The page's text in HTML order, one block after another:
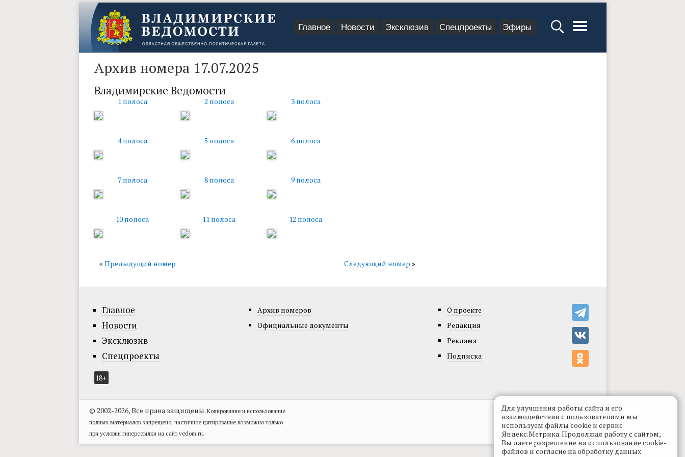
Главное Новости Эксклюзив Спецпроекты Эфиры
Архив номера 17.07.2025
Владимирские Ведомости
1 полоса 2 полоса 3 полоса
4 полоса 5 полоса 6 полоса
7 полоса 8 полоса 9 полоса
10 полоса 11 полоса 12 полоса
Следующий номер »
« Предыдущий номер
Главное
Новости
Эксклюзив
Спецпроекты
18+
Архив номеров
Официальные документы
О проекте
Редакция
Реклама
Подписка
© 2002-2026, Все права защищены. Копирование и использование
полных материалов запрещено, частичное цитирование возможно только
при условии гиперссылки на сайт vedom.ru.
Разработка сайта:levmorozov
Для улучшения работы сайта и его
взаимодействия с пользователями мы
используем файлы cookie и сервис
Яндекс.Метрика. Продолжая работу с сайтом,
Вы даете разрешение на использование cookie-
файлов и согласие на обработку данных